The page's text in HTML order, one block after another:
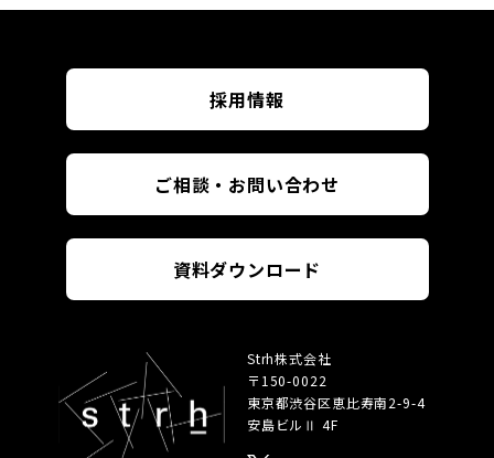
採用情報
ご相談・お問い合わせ
資料ダウンロード
Strh株式会社
〒150-0022
東京都渋谷区恵比寿南2-9-4
安島ビルⅡ 4F